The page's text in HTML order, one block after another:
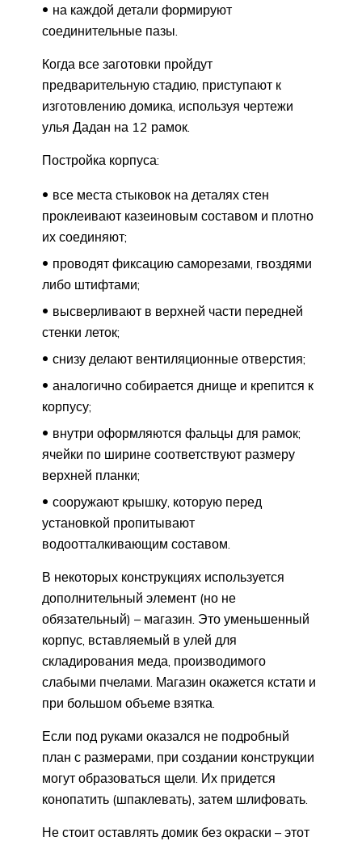
на каждой детали формируют
соединительные пазы.
Когда все заготовки пройдут
предварительную стадию, приступают к
изготовлению домика, используя чертежи
улья Дадан на 12 рамок.
Постройка корпуса:
все места стыковок на деталях стен
проклеивают казеиновым составом и плотно
их соединяют;
проводят фиксацию саморезами, гвоздями
либо штифтами;
высверливают в верхней части передней
стенки леток;
снизу делают вентиляционные отверстия;
аналогично собирается днище и крепится к
корпусу;
внутри оформляются фальцы для рамок;
ячейки по ширине соответствуют размеру
верхней планки;
сооружают крышку, которую перед
установкой пропитывают
водоотталкивающим составом.
В некоторых конструкциях используется
дополнительный элемент (но не
обязательный) – магазин. Это уменьшенный
корпус, вставляемый в улей для
складирования меда, производимого
слабыми пчелами. Магазин окажется кстати и
при большом объеме взятка.
Если под руками оказался не подробный
план с размерами, при создании конструкции
могут образоваться щели. Их придется
конопатить (шпаклевать), затем шлифовать.
Не стоит оставлять домик без окраски – этот